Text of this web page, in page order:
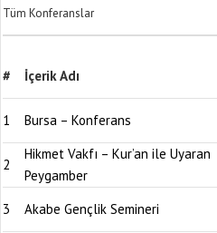
Tüm Konferanslar
# İçerik Adı
1 Bursa – Konferans
2
Hikmet Vakfı – Kur’an ile Uyaran
Peygamber
3
Akabe Gençlik Semineri